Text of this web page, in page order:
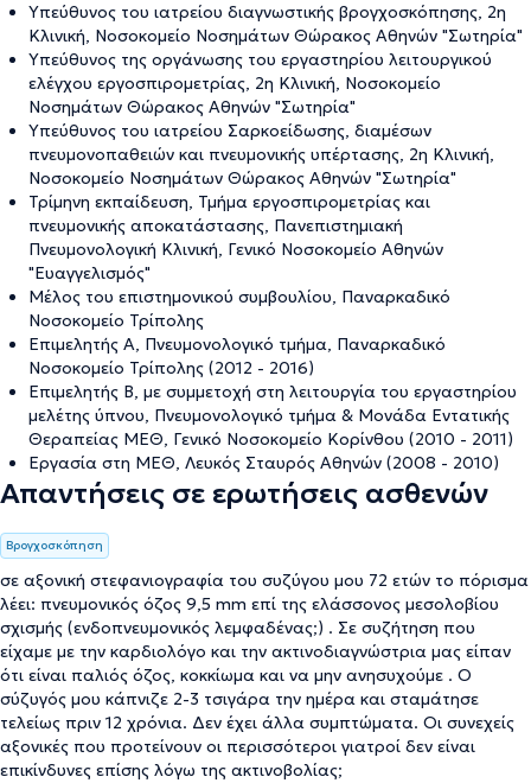
Υπεύθυνος του ιατρείου διαγνωστικής βρογχοσκόπησης, 2η
Κλινική, Νοσοκομείο Νοσημάτων Θώρακος Αθηνών "Σωτηρία"
Υπεύθυνος της οργάνωσης του εργαστηρίου λειτουργικού
ελέγχου εργοσπιρομετρίας, 2η Κλινική, Νοσοκομείο
Νοσημάτων Θώρακος Αθηνών "Σωτηρία"
Υπεύθυνος του ιατρείου Σαρκοείδωσης, διαμέσων
πνευμονοπαθειών και πνευμονικής υπέρτασης, 2η Κλινική,
Νοσοκομείο Νοσημάτων Θώρακος Αθηνών "Σωτηρία"
Τρίμηνη εκπαίδευση, Τμήμα εργοσπιρομετρίας και
πνευμονικής αποκατάστασης, Πανεπιστημιακή
Πνευμονολογική Κλινική, Γενικό Νοσοκομείο Αθηνών
"Ευαγγελισμός"
Μέλος του επιστημονικού συμβουλίου, Παναρκαδικό
Νοσοκομείο Τρίπολης
Επιμελητής Α, Πνευμονολογικό τμήμα, Παναρκαδικό
Νοσοκομείο Τρίπολης (2012 - 2016)
Επιμελητής Β, με συμμετοχή στη λειτουργία του εργαστηρίου
μελέτης ύπνου, Πνευμονολογικό τμήμα & Μονάδα Εντατικής
Θεραπείας ΜΕΘ, Γενικό Νοσοκομείο Κορίνθου (2010 - 2011)
Εργασία στη ΜΕΘ, Λευκός Σταυρός Αθηνών (2008 - 2010)
Απαντήσεις σε ερωτήσεις ασθενών
Βρογχοσκόπηση
σε αξονική στεφανιογραφία του συζύγου μου 72 ετών το πόρισμα
λέει: πνευμονικός όζος 9,5 mm επί της ελάσσονος μεσολοβίου
σχισμής (ενδοπνευμονικός λεμφαδένας;) . Σε συζήτηση που
είχαμε με την καρδιολόγο και την ακτινοδιαγνώστρια μας είπαν
ότι είναι παλιός όζος, κοκκίωμα και να μην ανησυχούμε . Ο
σύζυγός μου κάπνιζε 2-3 τσιγάρα την ημέρα και σταμάτησε
τελείως πριν 12 χρόνια. Δεν έχει άλλα συμπτώματα. Οι συνεχείς
αξονικές που προτείνουν οι περισσότεροι γιατροί δεν είναι
επικίνδυνες επίσης λόγω της ακτινοβολίας;